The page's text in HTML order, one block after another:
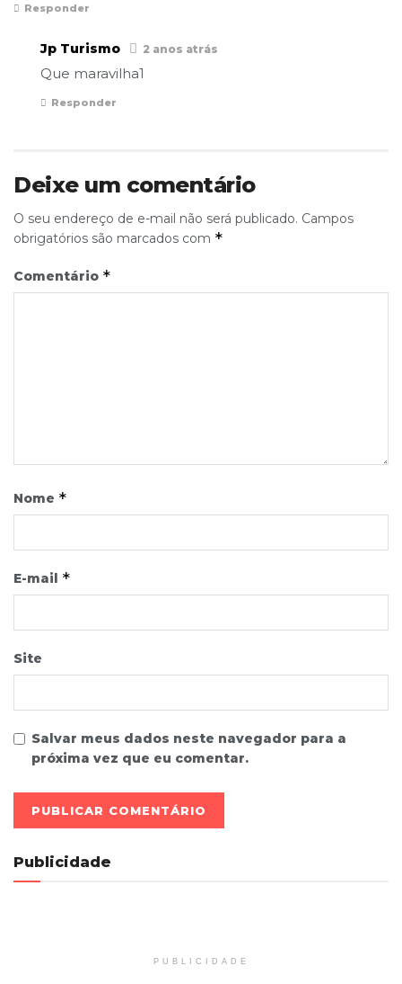
Responder
Jp Turismo 2 anos atrás
Que maravilha1
Responder
Deixe um comentário
O seu endereço de e-mail não será publicado. Campos
obrigatórios são marcados com *
Comentário *
Nome *
E-mail *
Site
Salvar meus dados neste navegador para a
próxima vez que eu comentar.
Publicidade
PUBLICIDADE